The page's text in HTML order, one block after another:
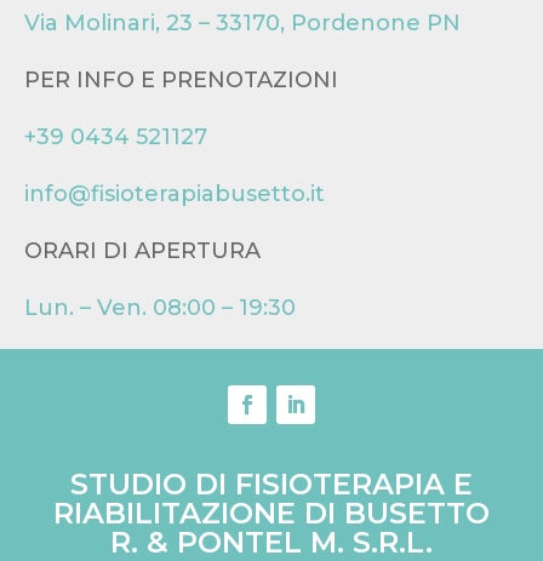
Via Molinari, 23 – 33170, Pordenone PN
PER INFO E PRENOTAZIONI
+39 0434 521127
info@fisioterapiabusetto.it
ORARI DI APERTURA
Lun. – Ven. 08:00 – 19:30
STUDIO DI FISIOTERAPIA E
RIABILITAZIONE DI BUSETTO
R. & PONTEL M. S.R.L.